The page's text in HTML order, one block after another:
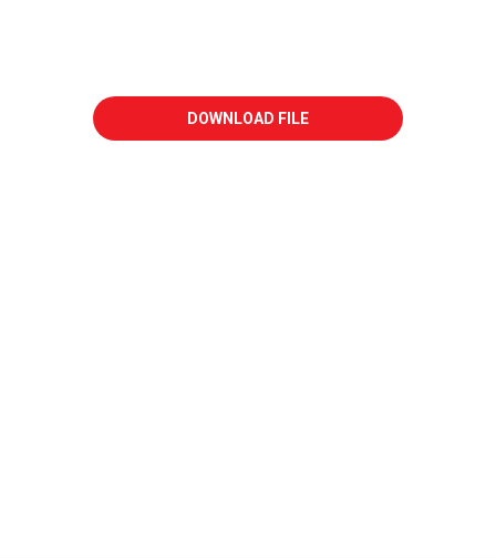
DOWNLOAD FILE